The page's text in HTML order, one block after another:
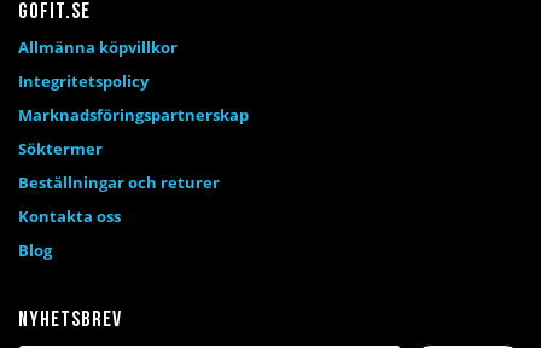
Nyhetsbrev
Gofit.se
Allmänna köpvillkor
Integritetspolicy
Marknadsföringspartnerskap
Söktermer
Beställningar och returer
Kontakta oss
Blog